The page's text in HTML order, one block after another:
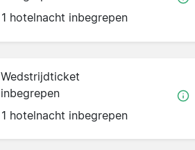
1 hotelnacht inbegrepen
Wedstrijdticket
inbegrepen
1 hotelnacht inbegrepen